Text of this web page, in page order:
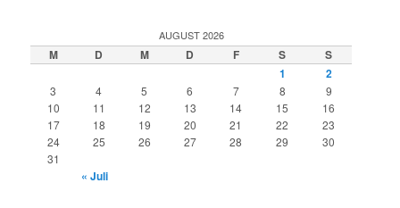
AUGUST 2026
M D M D F S
S
1
2
3 4 5 6 7 8
9
10
11 12 13 14 15
16
17
18 19 20 21 22
23
24
25 26 27 28 29
30
31
« Juli